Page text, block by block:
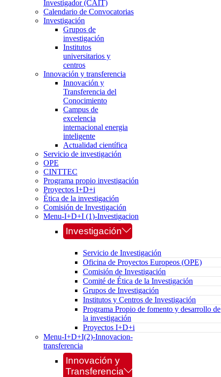
Investigador (CAIT)
Calendario de Convocatorias
Investigación
Grupos de
investigación
Institutos
universitarios y
centros
Innovación y transferencia
Innovación y
Transferencia del
Conocimiento
Campus de
excelencia
internacional energia
inteligente
Actualidad científica
Servicio de investigación
OPE
CINTTEC
Programa propio investigación
Proyectos I+D+i
Ética de la investigación
Comisión de Investigación
Menu-I+D+I (1)-Investigacion
Investigación
Servicio de Investigación
Oficina de Proyectos Europeos (OPE)
Comisión de Investigación
Comité de Ética de la Investigación
Grupos de Investigación
Institutos y Centros de Investigación
Programa Propio de fomento y desarrollo de
la investigación
Proyectos I+D+i
Menu-I+D+I(2)-Innovacion-
transferencia
Innovación y
Transferencia